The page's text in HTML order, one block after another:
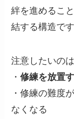
絆を進めるこ
結する構造です
注意したいのは
・修練を放置
・修練の難度
なくなる